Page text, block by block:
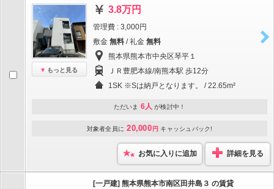
もっと見る
3.8万円
管理費 : 3,000円
敷金 無料 / 礼金 無料
熊本県熊本市中央区琴平１
ＪＲ豊肥本線/南熊本駅 歩12分
1SK ※Sは納戸となります。 / 22.65m²
ただいま 6人 が検討中！
対象者全員に 20,000 円 キャッシュバック!
お気に入りに追加 詳細を見る
[一戸建] 熊本県熊本市南区田井島３ の賃貸